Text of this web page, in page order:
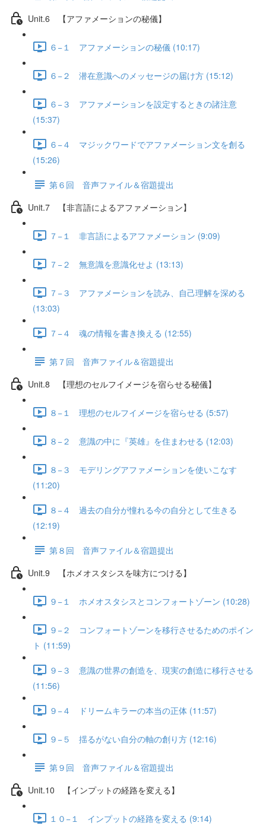
Unit.6 【アファメーションの秘儀】
６−１ アファメーションの秘儀 (10:17)
６−２ 潜在意識へのメッセージの届け方 (15:12)
６−３ アファメーションを設定するときの諸注意
(15:37)
６−４ マジックワードでアファメーション文を創る
(15:26)
第６回 音声ファイル＆宿題提出
Unit.7 【非言語によるアファメーション】
７−１ 非言語によるアファメーション (9:09)
７−２ 無意識を意識化せよ (13:13)
７−３ アファメーションを読み、自己理解を深める
(13:03)
７−４ 魂の情報を書き換える (12:55)
第７回 音声ファイル＆宿題提出
Unit.8 【理想のセルフイメージを宿らせる秘儀】
８−１ 理想のセルフイメージを宿らせる (5:57)
８−２ 意識の中に『英雄』を住まわせる (12:03)
８−３ モデリングアファメーションを使いこなす
(11:20)
８−４ 過去の自分が憧れる今の自分として生きる
(12:19)
第８回 音声ファイル＆宿題提出
Unit.9 【ホメオスタシスを味方につける】
９−１ ホメオスタシスとコンフォートゾーン (10:28)
９−２ コンフォートゾーンを移行させるためのポイン
ト (11:59)
９−３ 意識の世界の創造を、現実の創造に移行させる
(11:56)
９−４ ドリームキラーの本当の正体 (11:57)
９−５ 揺るがない自分の軸の創り方 (12:16)
第９回 音声ファイル＆宿題提出
Unit.10 【インプットの経路を変える】
１０−１ インプットの経路を変える (9:14)